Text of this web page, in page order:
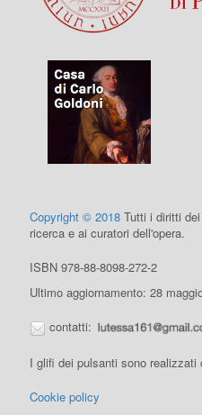
Copyright © 2018 Tutti i diritti
ricerca e ai curatori dell'opera.
ISBN 978-88-8098-272-2
Ultimo aggiornamento: 28
contatti:
I glifi dei pulsanti sono
Cookie policy